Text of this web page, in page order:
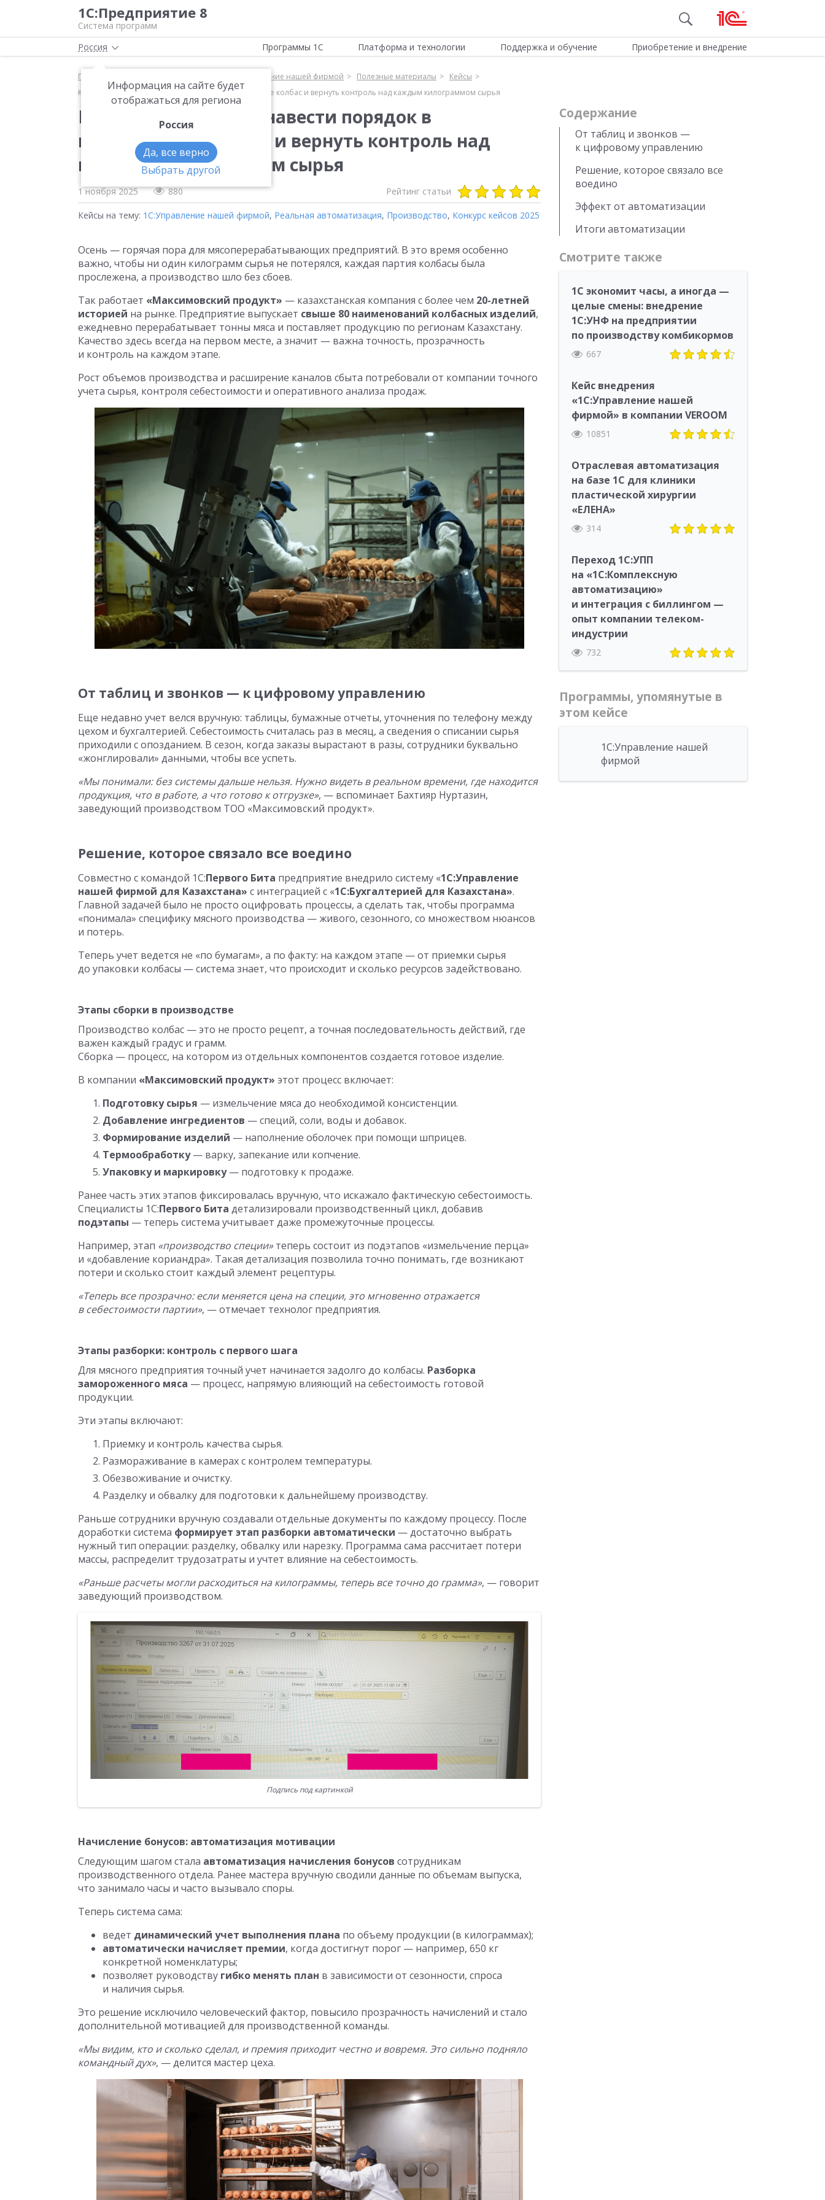
1С:Предприятие 8
Система программ
Россия
Информация на сайте будет
отображаться для региона
Россия
Да, все верно
Выбрать другой
Программы 1С Платформа и технологии Поддержка и обучение Приобретение и внедрение
Главная 1С:Управление нашей фирмой Полезные материалы
Кейсы
Как 1С:УНФ помогла навести порядок в производстве колбас и вернуть контроль над каждым килограммом сырья
Как 1С:УНФ помогла навести порядок в
производстве колбас и вернуть контроль над
каждым килограммом сырья
1 ноября 2025 880 Рейтинг статьи
Кейсы на тему: 1С:Управление нашей фирмой, Реальная автоматизация, Производство, Конкурс кейсов 2025
Осень — горячая пора для мясоперерабатывающих предприятий. В это время особенно
важно, чтобы ни один килограмм сырья не потерялся, каждая партия колбасы была
прослежена, а производство шло без сбоев.
Так работает «Максимовский продукт» — казахстанская компания с более чем 20-летней
историей на рынке. Предприятие выпускает свыше 80 наименований колбасных изделий,
ежедневно перерабатывает тонны мяса и поставляет продукцию по регионам Казахстану.
Качество здесь всегда на первом месте, а значит — важна точность, прозрачность
и контроль на каждом этапе.
Рост объемов производства и расширение каналов сбыта потребовали от компании точного
учета сырья, контроля себестоимости и оперативного анализа продаж.
От таблиц и звонков — к цифровому управлению
Еще недавно учет велся вручную: таблицы, бумажные отчеты, уточнения по телефону между
цехом и бухгалтерией. Себестоимость считалась раз в месяц, а сведения о списании сырья
приходили с опозданием. В сезон, когда заказы вырастают в разы, сотрудники буквально
«жонглировали» данными, чтобы все успеть.
«Мы понимали: без системы дальше нельзя. Нужно видеть в реальном времени, где находится
продукция, что в работе, а что готово к отгрузке», — вспоминает Бахтияр Нуртазин,
заведующий производством ТОО «Максимовский продукт».
Решение, которое связало все воедино
Совместно с командой 1С:Первого Бита предприятие внедрило систему «1С:Управление
нашей фирмой для Казахстана» с интеграцией с «1С:Бухгалтерией для Казахстана».
Главной задачей было не просто оцифровать процессы, а сделать так, чтобы программа
«понимала» специфику мясного производства — живого, сезонного, со множеством нюансов
и потерь.
Теперь учет ведется не «по бумагам», а по факту: на каждом этапе — от приемки сырья
до упаковки колбасы — система знает, что происходит и сколько ресурсов задействовано.
Этапы сборки в производстве
Производство колбас — это не просто рецепт, а точная последовательность действий, где
важен каждый градус и грамм.
Сборка — процесс, на котором из отдельных компонентов создается готовое изделие.
В компании «Максимовский продукт» этот процесс включает:
Подготовку сырья — измельчение мяса до необходимой консистенции.
Добавление ингредиентов — специй, соли, воды и добавок.
Формирование изделий — наполнение оболочек при помощи шприцев.
Термообработку— варку, запекание или копчение.
Упаковку и маркировку— подготовку к продаже.
Ранее часть этих этапов фиксировалась вручную, что искажало фактическую себестоимость.
Специалисты 1С:Первого Бита детализировали производственный цикл, добавив
подэтапы — теперь система учитывает даже промежуточные процессы.
Например, этап «производство специи»теперь состоит из подэтапов «измельчение перца»
и «добавление кориандра». Такая детализация позволила точно понимать, где возникают
потери и сколько стоит каждый элемент рецептуры.
«Теперь все прозрачно: если меняется цена на специи, это мгновенно отражается
в себестоимости партии», — отмечает технолог предприятия.
Этапы разборки: контроль с первого шага
Для мясного предприятия точный учет начинается задолго до колбасы. Разборка
замороженного мяса — процесс, напрямую влияющий на себестоимость готовой
продукции.
Эти этапы включают:
Приемку и контроль качества сырья.
Размораживание в камерах с контролем температуры.
Обезвоживание и очистку.
Разделку и обвалку для подготовки к дальнейшему производству.
Раньше сотрудники вручную создавали отдельные документы по каждому процессу. После
доработки система формирует этап разборки автоматически — достаточно выбрать
нужный тип операции: разделку, обвалку или нарезку. Программа сама рассчитает потери
массы, распределит трудозатраты и учтет влияние на себестоимость.
«Раньше расчеты могли расходиться на килограммы, теперь все точно до грамма», — говорит
заведующий производством.
Подпись под картинкой
Начисление бонусов: автоматизация мотивации
Следующим шагом стала автоматизация начисления бонусов сотрудникам
производственного отдела. Ранее мастера вручную сводили данные по объемам выпуска,
что занимало часы и часто вызывало споры.
Теперь система сама:
ведет динамический учет выполнения плана по объему продукции (в килограммах);
автоматически начисляет премии, когда достигнут порог — например, 650 кг
конкретной номенклатуры;
позволяет руководству гибко менять план в зависимости от сезонности, спроса
и наличия сырья.
Это решение исключило человеческий фактор, повысило прозрачность начислений и стало
дополнительной мотивацией для производственной команды.
«Мы видим, кто и сколько сделал, и премия приходит честно и вовремя. Это сильно подняло
командный дух», — делится мастер цеха.
Cодержание
От таблиц и звонков —
к цифровому управлению
Решение, которое связало все
воедино
Эффект от автоматизации
Итоги автоматизации
Смотрите также
1С экономит часы, а иногда —
целые смены: внедрение
1С:УНФ на предприятии
по производству комбикормов
667
Кейс внедрения
«1С:Управление нашей
фирмой» в компании VEROOM
10851
Отраслевая автоматизация
на базе 1С для клиники
пластической хирургии
«ЕЛЕНА»
314
Переход 1С:УПП
на «1С:Комплексную
автоматизацию»
и интеграция с биллингом —
опыт компании телеком-
индустрии
732
Программы, упомянутые в
этом кейсе
1С:Управление нашей
фирмой